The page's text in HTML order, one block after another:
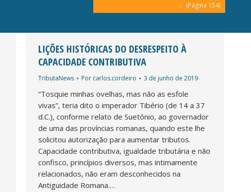
(Página 154)
LIÇÕES HISTÓRICAS DO DESRESPEITO À
CAPACIDADE CONTRIBUTIVA
TributaNews Por carlos.cordeiro 3 de junho de 2019
“Tosquie minhas ovelhas, mas não as esfole
vivas”, teria dito o imperador Tibério (de 14 a 37
d.C.), conforme relato de Suetônio, ao governador
de uma das províncias romanas, quando este lhe
solicitou autorização para aumentar tributos.
Capacidade contributiva, igualdade tributária e não
confisco, princípios diversos, mas intimamente
relacionados, não eram desconhecidos na
Antiguidade Romana.…